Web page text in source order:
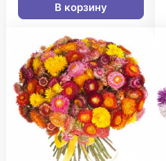
В корзину